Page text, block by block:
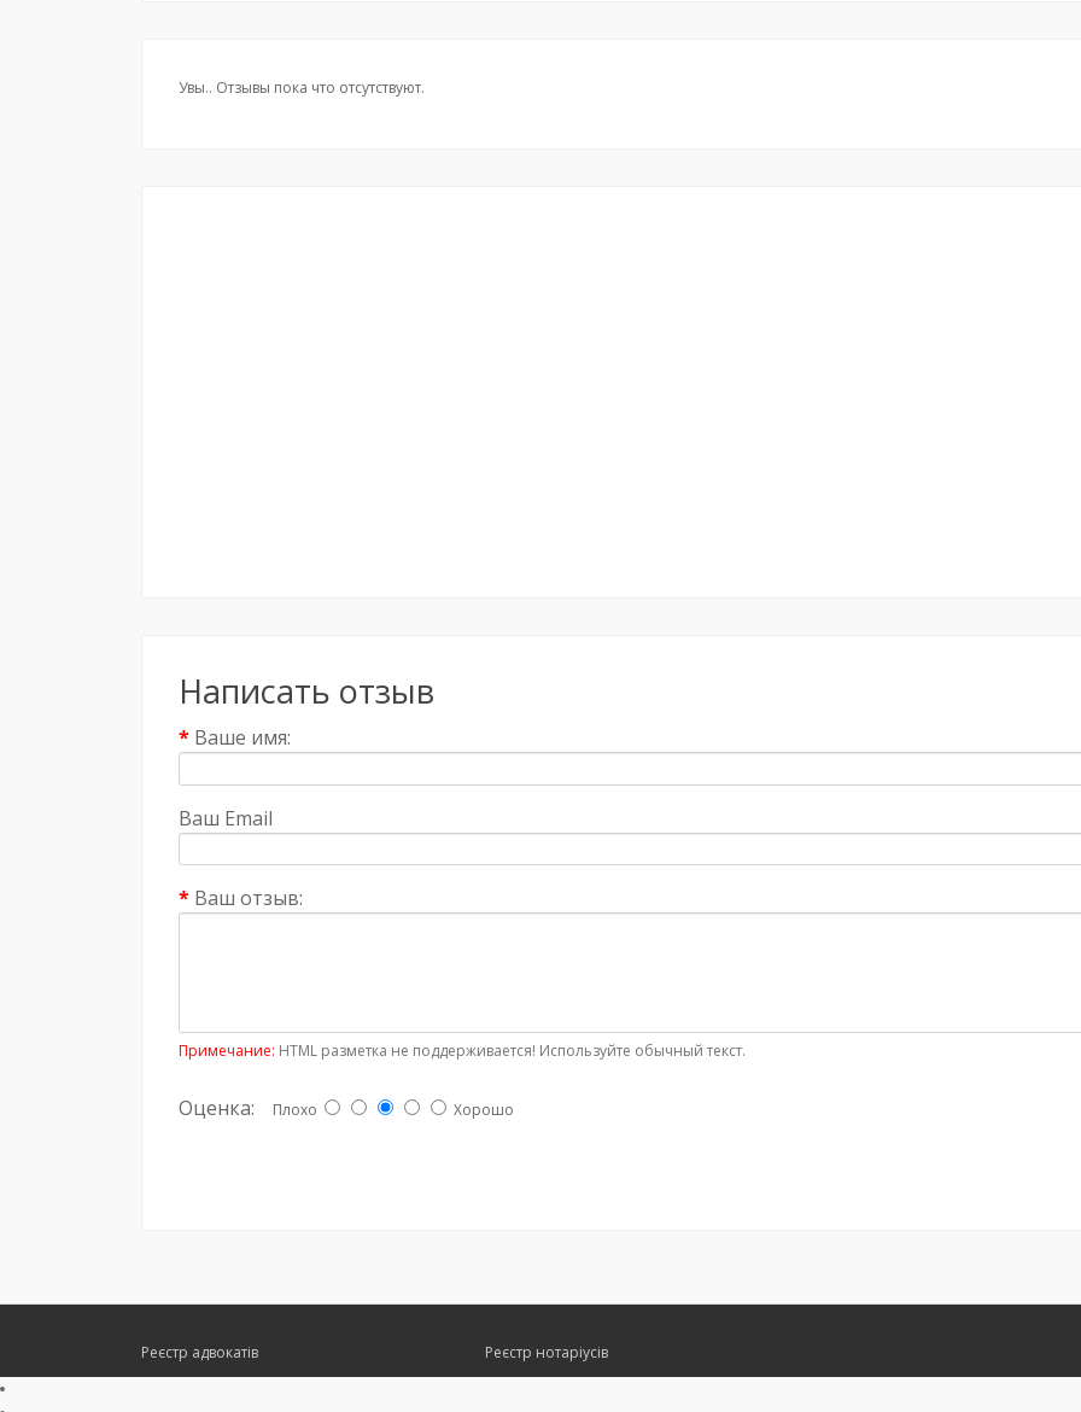
Увы.. Отзывы пока что отсутствуют.
Написать отзыв
Ваше имя:
Ваш Email
Ваш отзыв:
Примечание: HTML разметка не поддерживается! Используйте обычный текст.
Оценка: Плохо Хорошо
Реєстр адвокатів Реєстр нотаріусів